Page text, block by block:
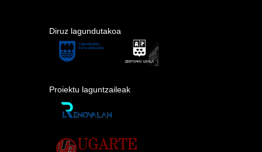
Diruz lagundutakoa
Proiektu laguntzaileak